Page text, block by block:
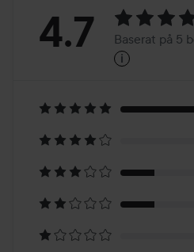
Betyg:
på
5
betyg
4.7 Baserat på 5
i